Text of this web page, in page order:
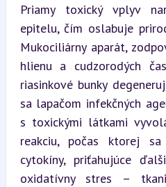
Priamy toxický vplyv
epitelu, čím oslabuje
Mukociliárny aparát,
hlienu a cudzorodých
riasinkové bunky
sa lapačom infekčných
s toxickými látkami
reakciu, počas ktorej
cytokíny, priťahujúce
oxidatívny stres –